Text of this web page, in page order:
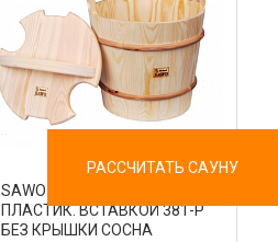
РАССЧИТАТЬ САУНУ
SAWO ЗАПАРНИК 18Л. С
ПЛАСТИК. ВСТАВКОЙ 381-P
БЕЗ КРЫШКИ СОСНА